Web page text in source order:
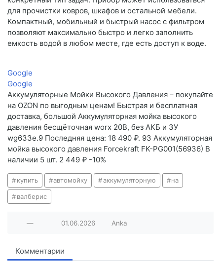
для прочистки ковров, шкафов и остальной мебели.
Компактный, мобильный и быстрый насос с фильтром
позволяют максимально быстро и легко заполнить
емкость водой в любом месте, где есть доступ к воде.
Google
Google
Аккумуляторные Мойки Высокого Давления – покупайте
на OZON по выгодным ценам! Быстрая и бесплатная
доставка, большой Аккумуляторная мойка высокого
давления бесщёточная worx 20В, без АКБ и ЗУ
wg633e.9 Последняя цена: 18 490 ₽. 93 Аккумуляторная
мойка высокого давления Forcekraft FK-PG001(56936) В
наличии 5 шт. 2 449 ₽ -10%
купить автомойку аккумуляторную на
валберис
— 01.06.2026 Anka
Комментарии